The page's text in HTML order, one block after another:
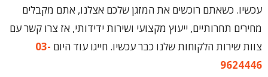
עכשיו. כשאתם רוכשים את המזגן שלכם אצלנו, אתם מקבלים
מחירים תחרותיים, ייעוץ מקצועי ושירות ידידותי, אז צרו קשר עם
צוות שירות הלקוחות שלנו כבר עכשיו. חייגו עוד היום 03-
9624446